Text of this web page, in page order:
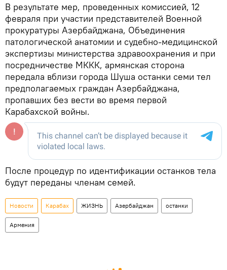
В результате мер, проведенных комиссией, 12
февраля при участии представителей Военной
прокуратуры Азербайджана, Объединения
патологической анатомии и судебно-медицинской
экспертизы министерства здравоохранения и при
посредничестве МККК, армянская сторона
передала вблизи города Шуша останки семи тел
предполагаемых граждан Азербайджана,
пропавших без вести во время первой
Карабахской войны.
После процедур по идентификации останков тела
будут переданы членам семей.
Новости Карабах ЖИЗНЬ Азербайджан останки
Армения